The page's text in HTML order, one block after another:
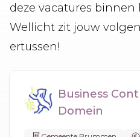
deze vacatures binnen
Wellicht zit jouw
ertussen!
Business
Domein